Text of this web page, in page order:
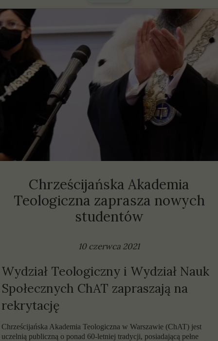
Chrześcijańska Akademia
Teologiczna zaprasza nowych
studentów
10 czerwca 2021
Wydział Teologiczny i Wydział Nauk
Społecznych ChAT zapraszają na
rekrytację
Chrześcijańska Akademia Teologiczna w Warszawie (ChAT) jest
uczelnią publiczną o ponad 60-letniej tradycji, posiadającą pełne